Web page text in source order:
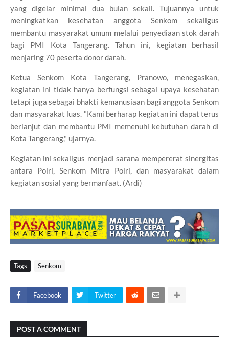
yang digelar minimal dua bulan sekali. Tujuannya untuk
meningkatkan kesehatan anggota Senkom sekaligus
membantu masyarakat umum melalui penyediaan stok darah
bagi PMI Kota Tangerang. Tahun ini, kegiatan berhasil
menjaring 70 peserta donor darah.
Ketua Senkom Kota Tangerang, Pranowo, menegaskan,
kegiatan ini tidak hanya berfungsi sebagai upaya kesehatan
tetapi juga sebagai bhakti kemanusiaan bagi anggota Senkom
dan masyarakat luas. "Kami berharap kegiatan ini dapat terus
berlanjut dan membantu PMI memenuhi kebutuhan darah di
Kota Tangerang," ujarnya.
Kegiatan ini sekaligus menjadi sarana mempererat sinergitas
antara Polri, Senkom Mitra Polri, dan masyarakat dalam
kegiatan sosial yang bermanfaat. (Ardi)
Tags Senkom
Facebook Twitter
POST A COMMENT